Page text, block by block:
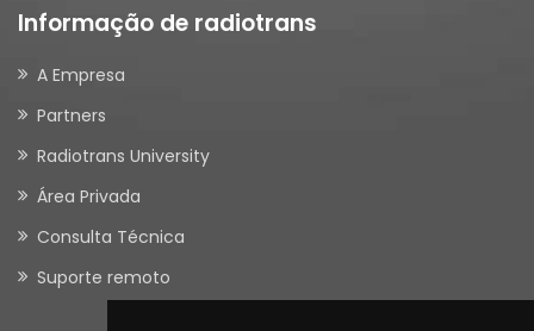
Informação de radiotrans
A Empresa
Partners
Radiotrans University
Área Privada
Consulta Técnica
Suporte remoto